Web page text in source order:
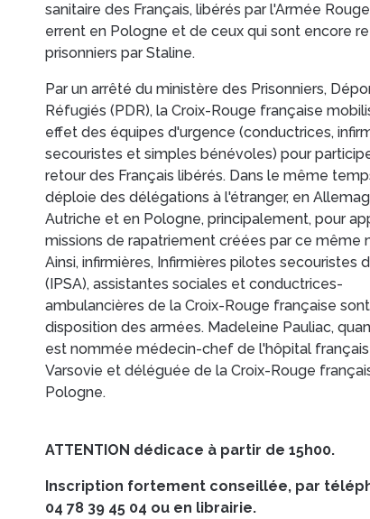
sanitaire des Français, libérés par l'Armée
errent en Pologne et de ceux qui sont encore
prisonniers par Staline.
Par un arrêté du ministère des Prisonniers,
Réfugiés (PDR), la Croix-Rouge française
effet des équipes d'urgence (conductrices,
secouristes et simples bénévoles) pour
retour des Français libérés. Dans le même
déploie des délégations à l'étranger, en
Autriche et en Pologne, principalement, pour
missions de rapatriement créées par ce même
Ainsi, infirmières, Infirmières pilotes secouristes
(IPSA), assistantes sociales et conductrices-
ambulancières de la Croix-Rouge française
disposition des armées. Madeleine Pauliac,
est nommée médecin-chef de l'hôpital
Varsovie et déléguée de la Croix-Rouge
Pologne.
ATTENTION dédicace à partir de 15h00.
Inscription fortement conseillée, par
04 78 39 45 04 ou en librairie.